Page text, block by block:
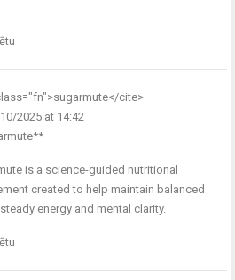
sugarmute</cite>
2025 at 14:42
is a science-guided nutritional
created to help maintain balanced
energy and mental clarity.